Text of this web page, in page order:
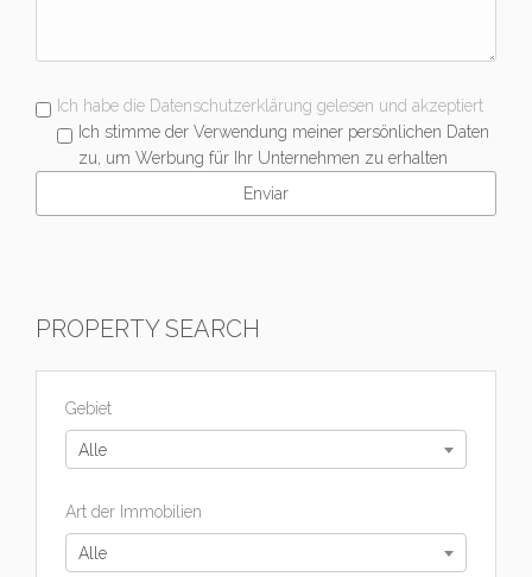
Ich habe die Datenschutzerklärung gelesen und akzeptiert
Ich stimme der Verwendung meiner persönlichen Daten
zu, um Werbung für Ihr Unternehmen zu erhalten
PROPERTY SEARCH
Gebiet
Alle
Art der Immobilien
Alle